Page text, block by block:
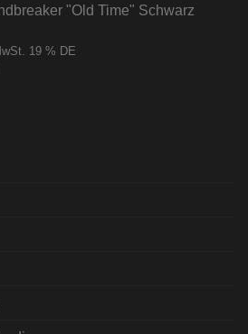
"Old Time" Schwarz
19 % DE